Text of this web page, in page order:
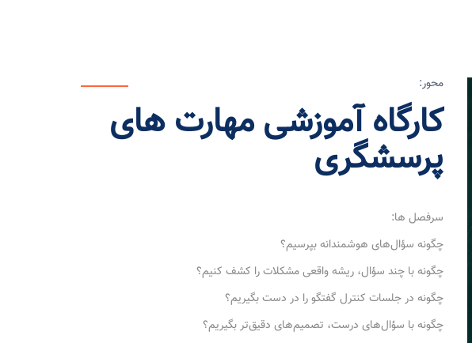
محور:
کارگاه آموزشی مهارت های
پرسشگری
سرفصل ها:
چگونه سؤال‌های هوشمندانه بپرسیم؟
چگونه با چند سؤال، ریشه واقعی مشکلات را کشف کنیم؟
چگونه در جلسات کنترل گفتگو را در دست بگیریم؟
چگونه با سؤال‌های درست، تصمیم‌های دقیق‌تر بگیریم؟